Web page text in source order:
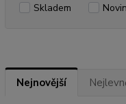
Skladem
Nejnovější